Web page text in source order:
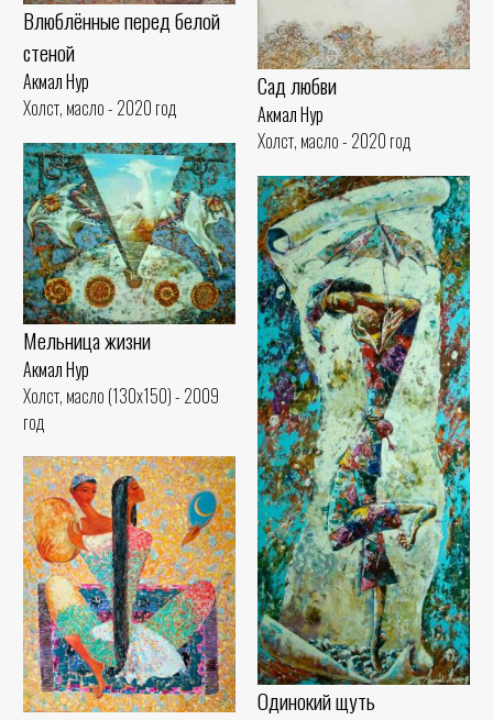
Сад любви
Акмал Нур
Холст, масло - 2020 год
Влюблённые перед белой
стеной
Акмал Нур
Холст, масло - 2020 год
Мельница жизни
Акмал Нур
Холст, масло (130x150) - 2009
год
Одинокий щуть